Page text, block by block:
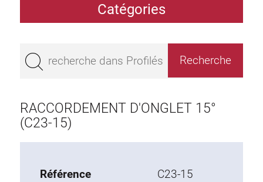
Catégories
Bestseller
Profilés base 45
Profilés base 40
RACCORDEMENT D'ONGLET 15°
(C23-15)
Référence C23-15